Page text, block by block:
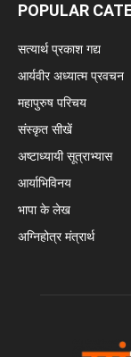
POPULAR
सत्यार्थ प्रकाश गद्य
आर्यवीर अध्यात्म प्रवचन
महापुरुष परिचय
संस्कृत सीखें
अष्टाध्यायी सूत्राभ्यास
आर्याभिविनय
भापा के लेख
अग्निहोत्र मंत्रार्थ